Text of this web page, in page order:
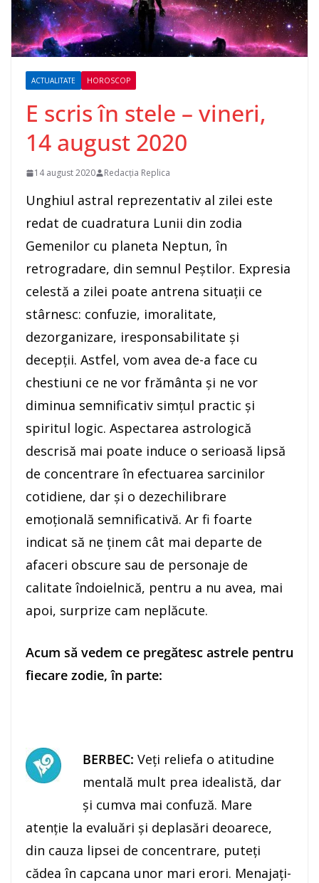
ACTUALITATE HOROSCOP
E scris în stele – vineri,
14 august 2020
14 august 2020 Redacția Replica
Unghiul astral reprezentativ al zilei este
redat de cuadratura Lunii din zodia
Gemenilor cu planeta Neptun, în
retrogradare, din semnul Peştilor. Expresia
celestă a zilei poate antrena situaţii ce
stârnesc: confuzie, imoralitate,
dezorganizare, iresponsabilitate şi
decepţii. Astfel, vom avea de-a face cu
chestiuni ce ne vor frământa şi ne vor
diminua semnificativ simţul practic şi
spiritul logic. Aspectarea astrologică
descrisă mai poate induce o serioasă lipsă
de concentrare în efectuarea sarcinilor
cotidiene, dar şi o dezechilibrare
emoţională semnificativă. Ar fi foarte
indicat să ne ţinem cât mai departe de
afaceri obscure sau de personaje de
calitate îndoielnică, pentru a nu avea, mai
apoi, surprize cam neplăcute.
Acum să vedem ce pregătesc astrele pentru
fiecare zodie, în parte:
BERBEC: Veţi reliefa o atitudine
mentală mult prea idealistă, dar
şi cumva mai confuză. Mare
atenţie la evaluări şi deplasări deoarece,
din cauza lipsei de concentrare, puteţi
cădea în capcana unor mari erori. Menajaţi-